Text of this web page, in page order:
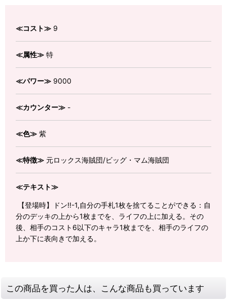
≪コスト≫ 9
≪属性≫ 特
≪パワー≫ 9000
≪カウンター≫ -
≪色≫ 紫
≪特徴≫ 元ロックス海賊団/ビッグ・マム海賊団
≪テキスト≫
【登場時】ドン!!-1,自分の手札1枚を捨てることができる：自
分のデッキの上から1枚までを、ライフの上に加える。その
後、相手のコスト6以下のキャラ1枚までを、相手のライフの
上か下に表向きで加える。
この商品を買った人は、こんな商品も買っています